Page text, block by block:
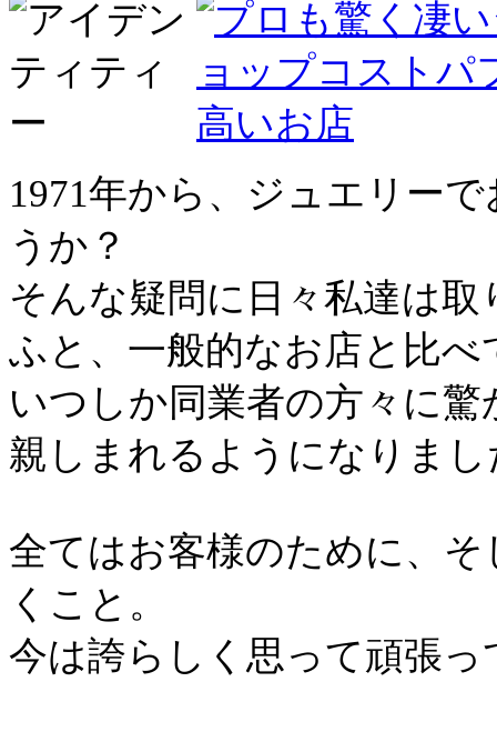
1971年から、ジュエリー
うか？
そんな疑問に日々私達は
ふと、一般的なお店と比べ
いつしか同業者の方々に
親しまれるようになりまし
全てはお客様のために、
くこと。
今は誇らしく思って頑張っ